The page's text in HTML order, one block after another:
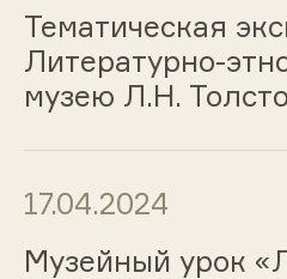
Тематическая
Литературно-
музею Л.Н.
17.04.2024
Музейный урок